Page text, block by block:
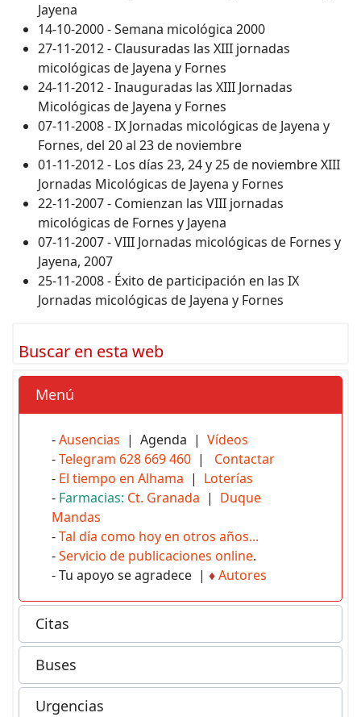
Jayena
14-10-2000 - Semana micológica 2000
27-11-2012 - Clausuradas las XIII jornadas
micológicas de Jayena y Fornes
24-11-2012 - Inauguradas las XIII Jornadas
Micológicas de Jayena y Fornes
07-11-2008 - IX Jornadas micológicas de Jayena y
Fornes, del 20 al 23 de noviembre
01-11-2012 - Los días 23, 24 y 25 de noviembre XIII
Jornadas Micológicas de Jayena y Fornes
22-11-2007 - Comienzan las VIII jornadas
micológicas de Fornes y Jayena
07-11-2007 - VIII Jornadas micológicas de Fornes y
Jayena, 2007
25-11-2008 - Éxito de participación en las IX
Jornadas micológicas de Jayena y Fornes
Buscar en esta web
Menú
-Ausencias | Agenda | Vídeos
-Telegram 628 669 460 | Contactar
- El tiempo en Alhama | Loterías
- Farmacias: Ct. Granada | Duque
Mandas
-Tal día como hoy en otros años...
-Servicio de publicaciones online.
- Tu apoyo se agradece | ♦Autores
Citas
Buses
Urgencias